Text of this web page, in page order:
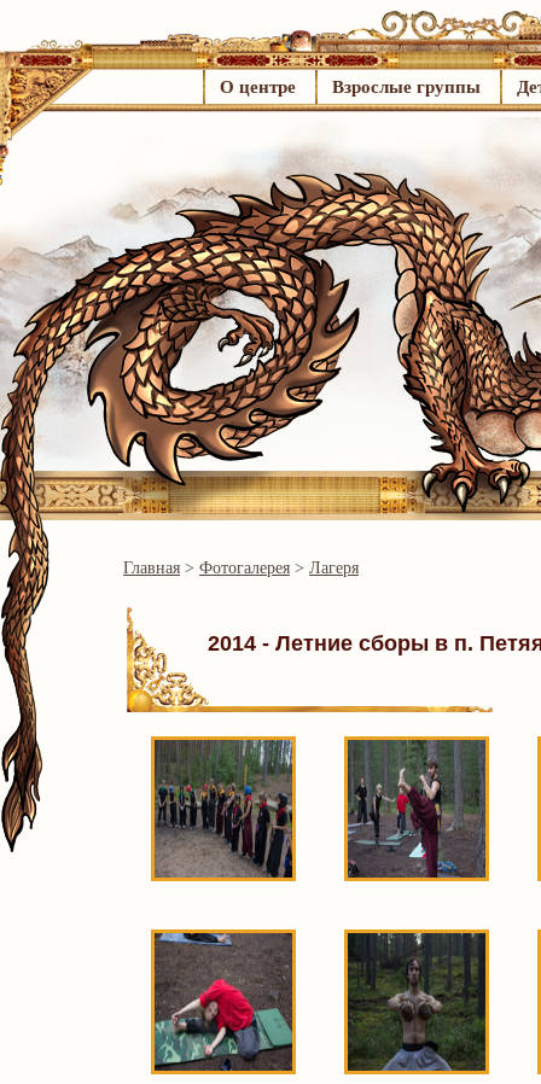
О центре Взрослые группы
Главная > Фотогалерея > Лагеря
2014 - Летние сборы в п.